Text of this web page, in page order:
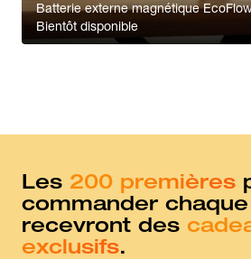
Batterie externe magnétique
Bientôt disponible
Les 200 premières
commander
recevront des
exclusifs.